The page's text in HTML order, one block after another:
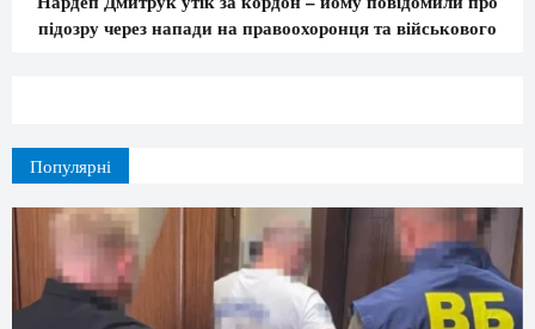
підозру через напади на правоохоронця та військового
Популярні